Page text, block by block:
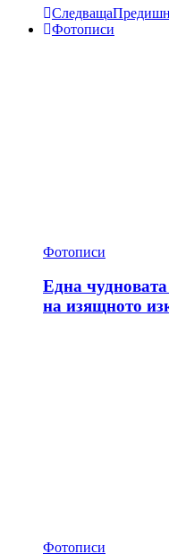
Следваща
Фотописи
Фотописи
Една
на изящното
Фотописи